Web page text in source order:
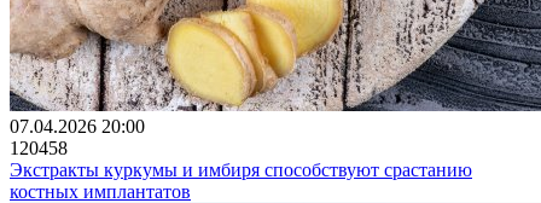
07.04.2026 20:00
120458
Экстракты куркумы и имбиря способствуют срастанию
костных имплантатов